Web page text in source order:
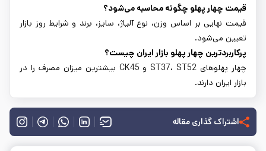
قیمت چهار پهلو چگونه محاسبه می‌شود؟
قیمت نهایی بر اساس وزن، نوع آلیاژ، سایز، برند و شرایط روز بازار
تعیین می‌شود.
پرکاربردترین چهار پهلو بازار ایران چیست؟
چهار پهلوهای ST37، ST52 و CK45 بیشترین میزان مصرف را در
بازار ایران دارند.
اشتراک گذاری مقاله